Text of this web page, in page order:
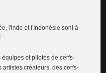
l'Inde et l'Indonésie sont à
et pilotes de cerfs-
créateurs, des cerfs-